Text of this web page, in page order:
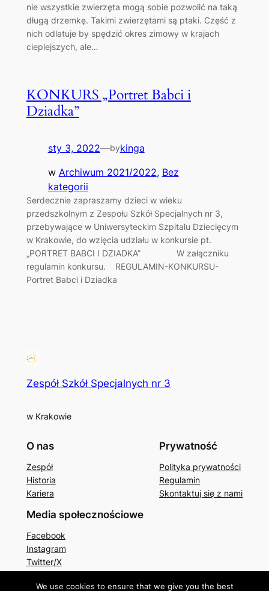
nie wszystkie zwierzęta mogą sobie pozwolić na taką
długą drzemkę. Takimi zwierzętami są ptaki. Część z
nich odlatuje by spędzić okres zimowy w krajach
cieplejszych, ale…
KONKURS „Portret Babci i
Dziadka”
sty 3, 2022—bykinga
w Archiwum 2021/2022, Bez
kategorii
Serdecznie zapraszamy dzieci w wieku
przedszkolnym z Zespołu Szkół Specjalnych nr 3,
przebywające w Uniwersyteckim Szpitalu Dziecięcym
w Krakowie, do wzięcia udziału w konkursie pt.
„PORTRET BABCI I DZIADKA” W załączniku
regulamin konkursu. REGULAMIN-KONKURSU-
Portret Babci i Dziadka
Zespół Szkół Specjalnych nr 3
w Krakowie
O nas
Zespół
Historia
Kariera
Prywatność
Polityka prywatności
Regulamin
Skontaktuj się z nami
Media społecznościowe
Facebook
Instagram
Twitter/X
We use cookies to ensure that we give you the best